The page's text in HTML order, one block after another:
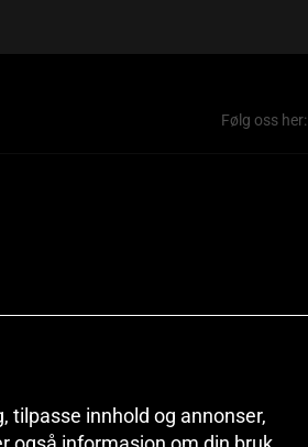
Følg oss her:
innhold og annonser,